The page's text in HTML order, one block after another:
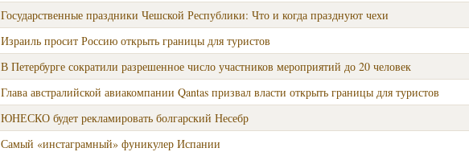
Государственные праздники Чешской Республики: Что и когда празднуют чехи
Израиль просит Россию открыть границы для туристов
В Петербурге сократили разрешенное число участников мероприятий до 20 человек
Глава австралийской авиакомпании Qantas призвал власти открыть границы для туристов
ЮНЕСКО будет рекламировать болгарский Несебр
Самый «инстаграмный» фуникулер Испании